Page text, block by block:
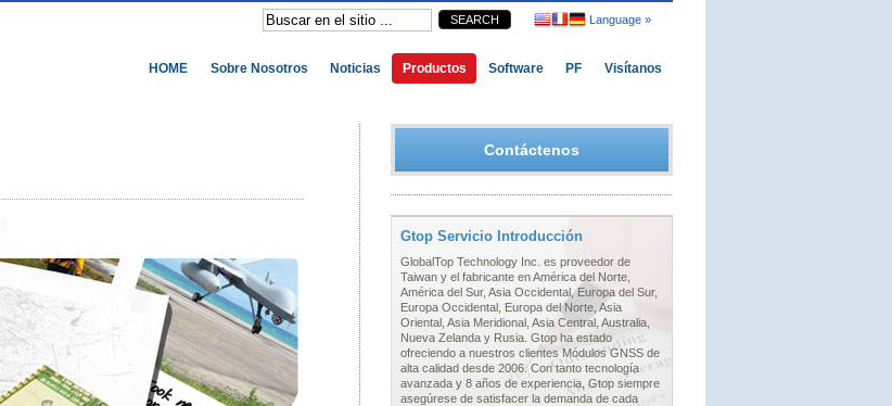
Language »
HOME Sobre Nosotros Noticias Productos Software PF Visítanos
Contáctenos
Gtop Servicio Introducción
GlobalTop Technology Inc. es proveedor de
Taiwan y el fabricante en América del Norte,
América del Sur, Asia Occidental, Europa del Sur,
Europa Occidental, Europa del Norte, Asia
Oriental, Asia Meridional, Asia Central, Australia,
Nueva Zelanda y Rusia. Gtop ha estado
ofreciendo a nuestros clientes Módulos GNSS de
alta calidad desde 2006. Con tanto tecnología
avanzada y 8 años de experiencia, Gtop siempre
asegúrese de satisfacer la demanda de cada